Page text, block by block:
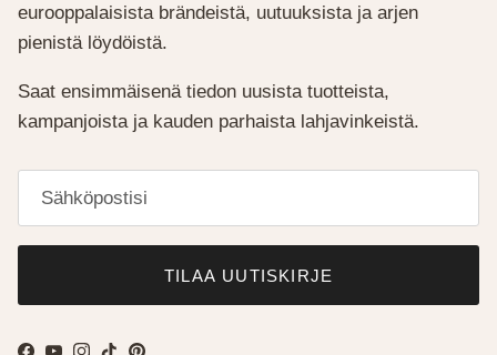
eurooppalaisista brändeistä, uutuuksista ja arjen
pienistä löydöistä.
Saat ensimmäisenä tiedon uusista tuotteista,
kampanjoista ja kauden parhaista lahjavinkeistä.
TILAA UUTISKIRJE